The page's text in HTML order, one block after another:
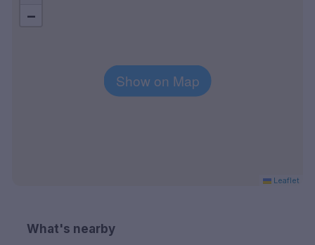
Show on Map
−
Leaflet
What's nearby